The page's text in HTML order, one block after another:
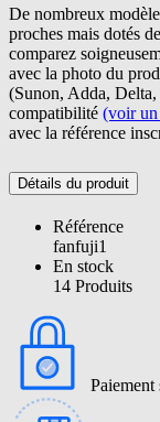
De nombreux
proches mais dotés
comparez
avec la photo du
(Sunon, Adda,
compatibilité (voir un
avec la référence
Détails du produit
Référence
fanfuji1
En stock
14 Produits
Paiement